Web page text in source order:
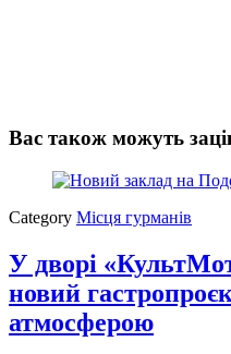
Вас також можуть
Category Місця гурманів
У дворі
новий
атмосферою